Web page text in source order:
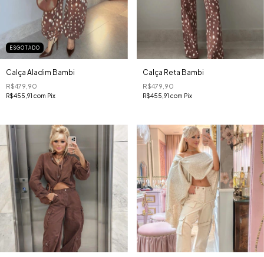
ESGOTADO
Calça Aladim Bambi
R$479,90
R$455,91 com Pix
Calça Reta Bambi
R$479,90
R$455,91 com Pix